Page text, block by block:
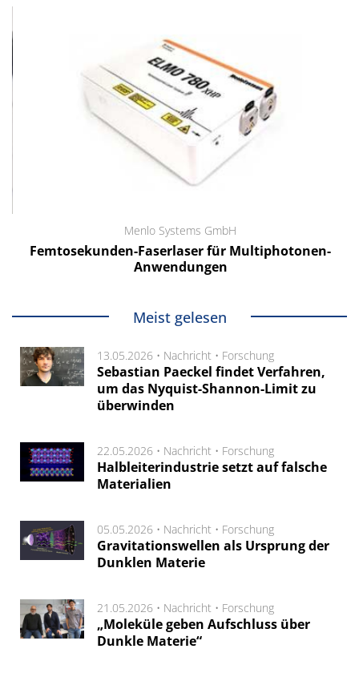
Menlo Systems GmbH
Femtosekunden-Faserlaser für Multiphotonen-
Anwendungen
Meist gelesen
13.05.2026 • Nachricht • Forschung
Sebastian Paeckel findet Verfahren,
um das Nyquist-Shannon-Limit zu
überwinden
22.05.2026 • Nachricht • Forschung
Halbleiterindustrie setzt auf falsche
Materialien
05.05.2026 • Nachricht • Forschung
Gravitationswellen als Ursprung der
Dunklen Materie
21.05.2026 • Nachricht • Forschung
„Moleküle geben Aufschluss über
Dunkle Materie“